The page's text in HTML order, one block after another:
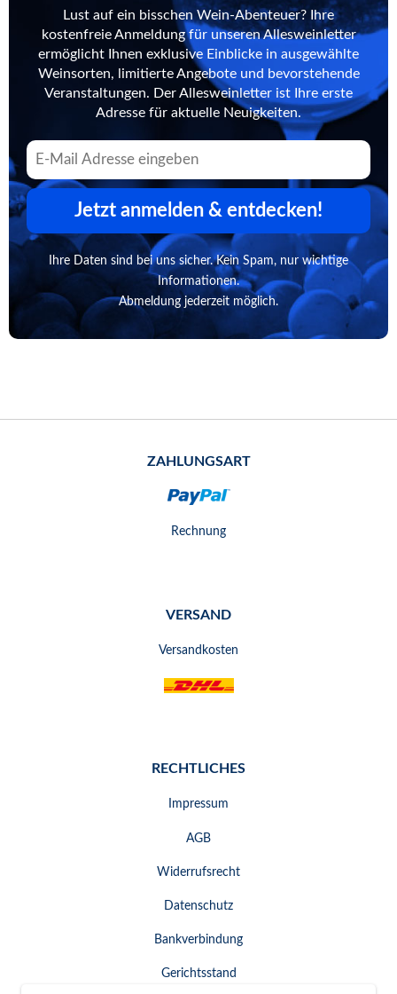
Lust auf ein bisschen Wein-Abenteuer? Ihre
kostenfreie Anmeldung für unseren Allesweinletter
ermöglicht Ihnen exklusive Einblicke in ausgewählte
Weinsorten, limitierte Angebote und bevorstehende
Veranstaltungen. Der Allesweinletter ist Ihre erste
Adresse für aktuelle Neuigkeiten.
Jetzt anmelden & entdecken!
Ihre Daten sind bei uns sicher. Kein Spam, nur wichtige
Informationen.
Abmeldung jederzeit möglich.
ZAHLUNGSART
Rechnung
VERSAND
Versandkosten
RECHTLICHES
Impressum
AGB
Widerrufsrecht
Datenschutz
Bankverbindung
Gerichtsstand